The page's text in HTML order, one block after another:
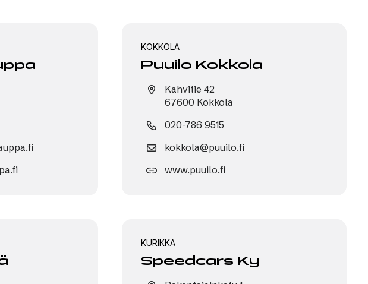
KOKKOLA
Puuilo Kokkola
Kahvitie 42
67600 Kokkola
020-786 9515
kokkola@puuilo.fi
www.puuilo.fi
KURIKKA
Speedcars Ky